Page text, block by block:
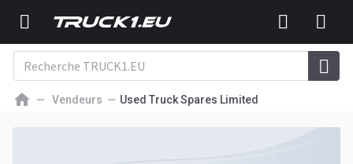
Vendeurs Used Truck Spares Limited